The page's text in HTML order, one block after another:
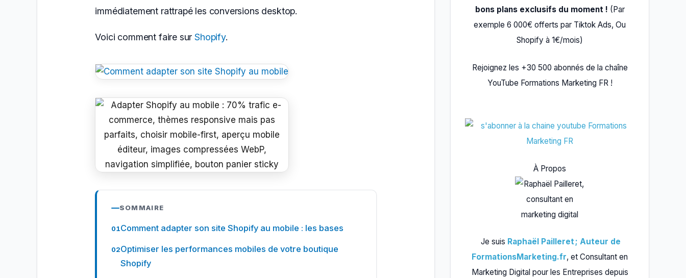
immédiatement rattrapé les conversions desktop.
Voici comment faire surShopify.
SOMMAIRE
Comment adapter son site Shopify au mobile : les bases
Optimiser les performances mobiles de votre boutique
Shopify
bons plans exclusifs du moment ! (Par
exemple 6 000€ offerts par Tiktok Ads, Ou
Shopify à 1€/mois)
Rejoignez les +30 500 abonnés de la chaîne
YouTube Formations Marketing FR !
À Propos
Je suis Raphaël Pailleret ; Auteur de
FormationsMarketing.fr, et Consultant en
Marketing Digital pour les Entreprises depuis